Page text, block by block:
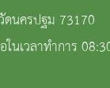
นครปฐม 73170
นเวลาทำการ